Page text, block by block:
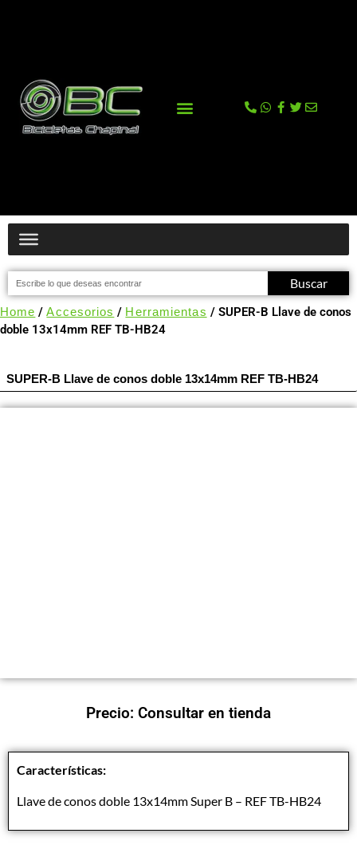
Buscar
Home /Accesorios / Herramientas / SUPER-B Llave de conos
doble 13x14mm REF TB-HB24
SUPER-B Llave de conos doble 13x14mm REF TB-HB24
Precio: Consultar en tienda
Características:
Llave de conos doble 13x14mm Super B – REF TB-HB24